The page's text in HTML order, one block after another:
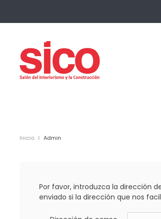
Inicio Admin
Por favor, introduzca la dirección
enviado si la dirección que nos